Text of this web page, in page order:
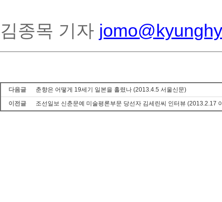
김종목 기자
다음글
춘향은 어떻게 19세기 일본을 홀렸나 (2013.4.5 서울신문)
이전글
조선일보 신춘문예 미술평론부문 당선자 김세린씨 인터뷰 (2013.2.17